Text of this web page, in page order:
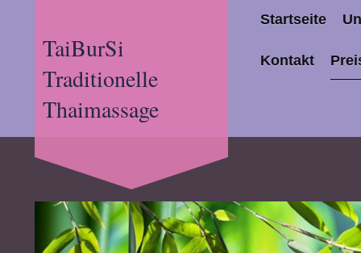
Startseite
Kontakt
TaiBurSi
Traditionelle
Thaimassage